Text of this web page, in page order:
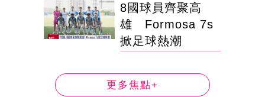
8國球員齊聚高
雄 Formosa 7s
掀足球熱潮
更多焦點+